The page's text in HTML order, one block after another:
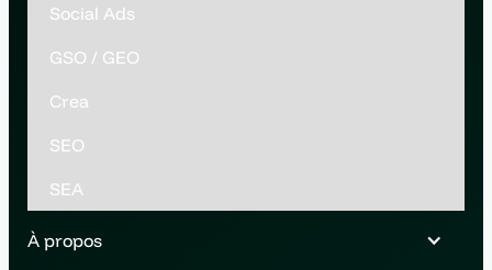
Social Ads
GSO / GEO
Crea
SEO
SEA
À propos